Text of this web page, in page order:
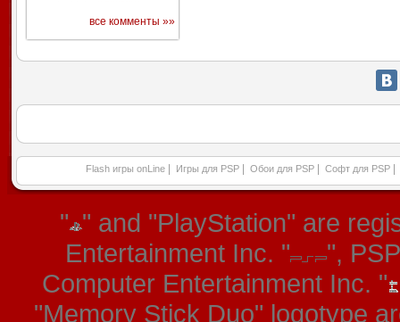
все комменты »»
Flash игры onLine Игры для PSP Обои для PSP Софт для PSP
" " and "PlayStation" are
Entertainment Inc. "
",
Computer Entertainment Inc. "
"Memory Stick Duo" logotype